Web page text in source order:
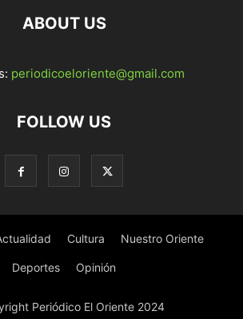
ABOUT US
periodicoeloriente@gmail.com
FOLLOW US
Cultura Nuestro Oriente
Deportes Opinión
Periódico El Oriente 2024